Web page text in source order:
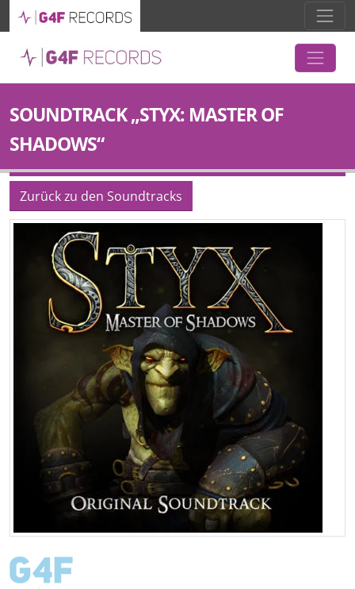
SOUNDTRACK „STYX: MASTER OF
SHADOWS“
Zurück zu den Soundtracks